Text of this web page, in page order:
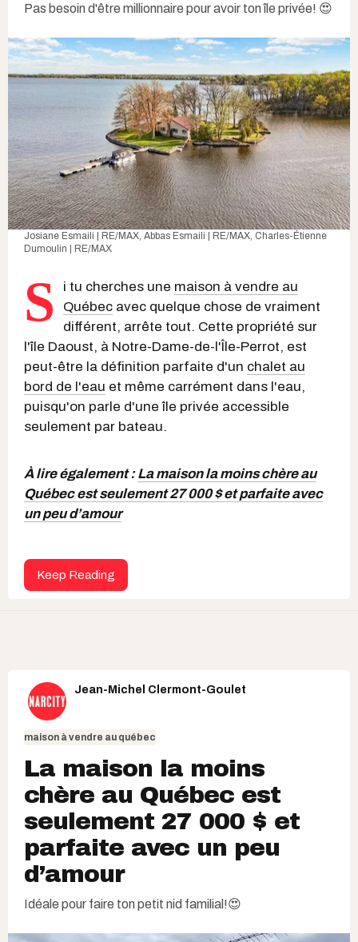
Pas besoin d'être millionnaire pour avoir ton île privée! 😍
Josiane Esmaili | RE/MAX, Abbas Esmaili | RE/MAX, Charles-Étienne
Dumoulin | RE/MAX
S i tu cherches une maison à vendre au
Québec avec quelque chose de vraiment
différent, arrête tout. Cette propriété sur
l'île Daoust, à Notre-Dame-de-l'Île-Perrot, est
peut-être la définition parfaite d'un chalet au
bord de l'eau et même carrément dans l'eau,
puisqu'on parle d'une île privée accessible
seulement par bateau.
À lire également :La maison la moins chère au
Québec est seulement 27 000 $ et parfaite avec
un peu d’amour
Keep Reading
Jean-Michel Clermont-Goulet
maison à vendre au québec
La maison la moins
chère au Québec est
seulement 27 000 $ et
parfaite avec un peu
d’amour
Idéale pour faire ton petit nid familial!😍